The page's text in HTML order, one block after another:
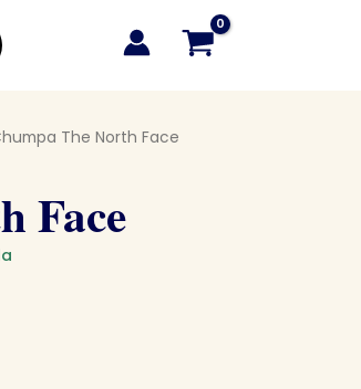
The North Face
Face